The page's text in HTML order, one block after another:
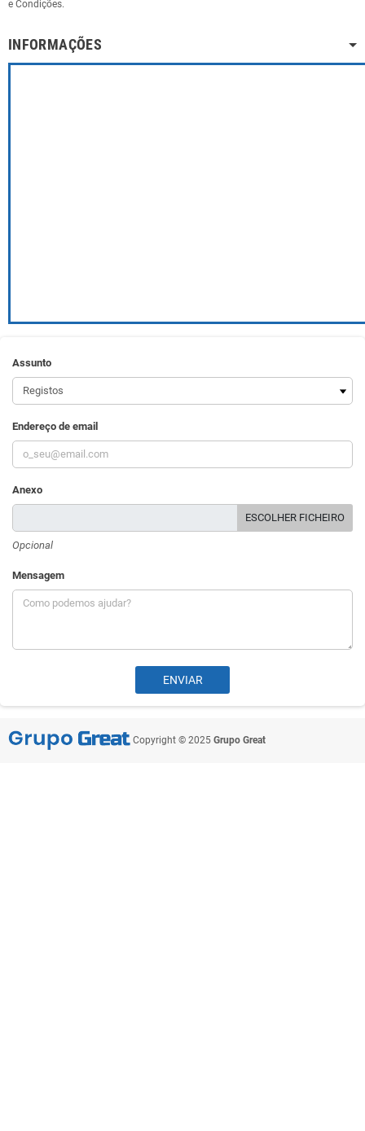
e Condições.
INFORMAÇÕES
Assunto
Endereço de email
Anexo
ESCOLHER FICHEIRO
Opcional
Mensagem
Copyright © 2025 Grupo Great